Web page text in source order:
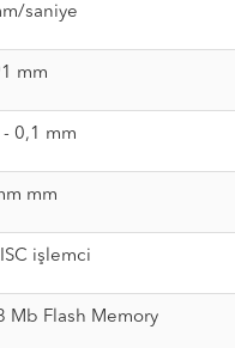
saniye
mm
0,1 mm
mm
işlemci
Mb Flash Memory